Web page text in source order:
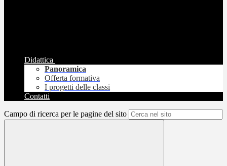
Didattica
Panoramica
Offerta formativa
I progetti delle classi
Contatti
Campo di ricerca per le pagine del sito